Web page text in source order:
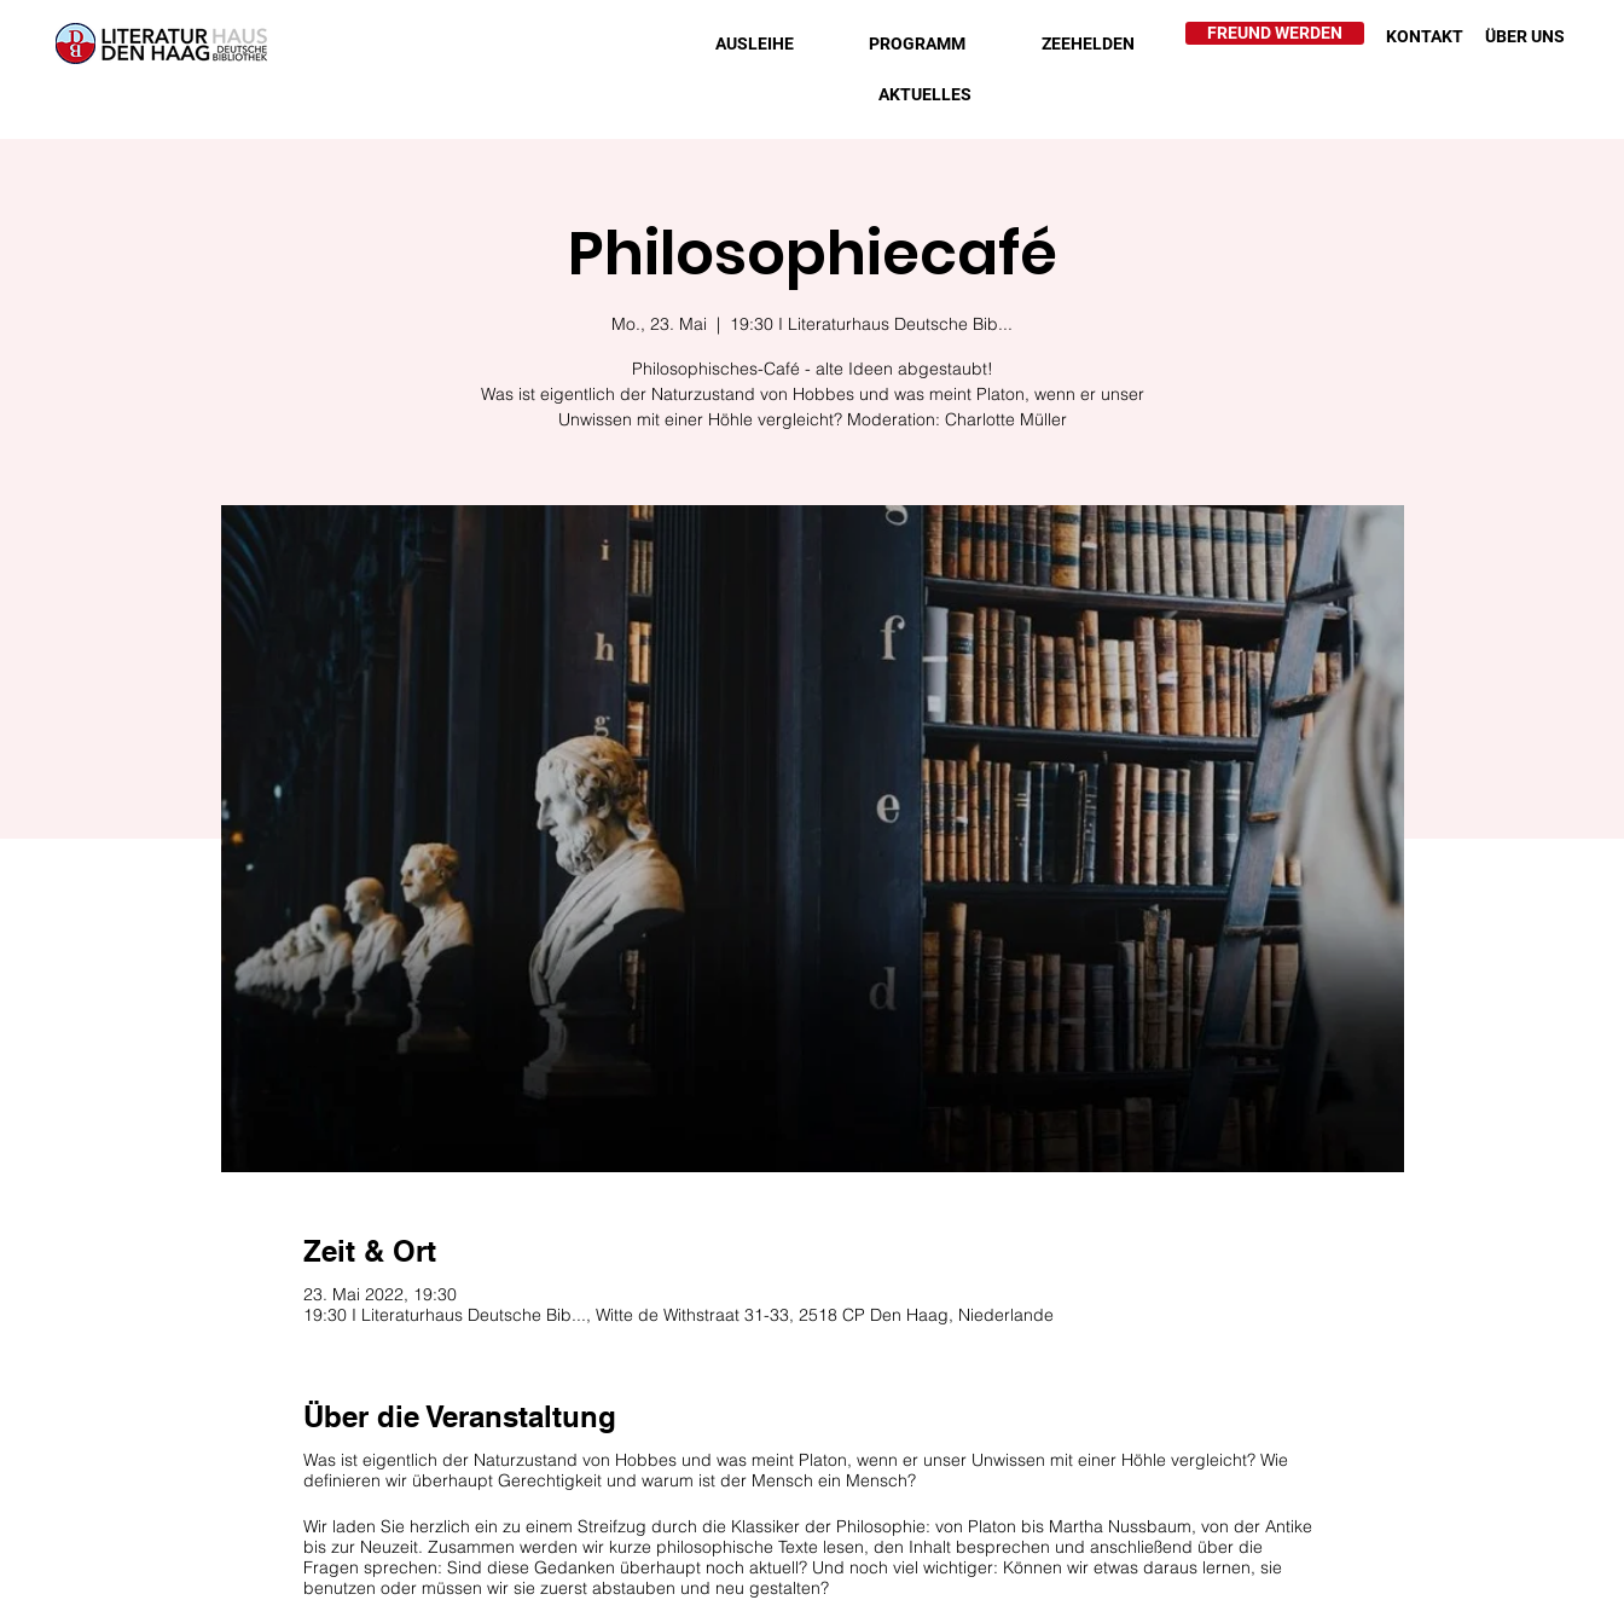
AUSLEIHE PROGRAMM ZEEHELDEN
AKTUELLES
FREUND WERDEN KONTAKT ÜBER UNS
Philosophiecafé
Mo., 23. Mai
  |
19:30 I Literaturhaus Deutsche Bib...
Philosophisches-Café - alte Ideen abgestaubt!
Was ist eigentlich der Naturzustand von Hobbes und was meint Platon, wenn er unser
Unwissen mit einer Höhle vergleicht? Moderation: Charlotte Müller
Zeit & Ort
23. Mai 2022, 19:30
19:30 I Literaturhaus Deutsche Bib..., Witte de Withstraat 31-33, 2518 CP Den Haag, Niederlande
Über die Veranstaltung
Was ist eigentlich der Naturzustand von Hobbes und was meint Platon, wenn er unser Unwissen mit einer Höhle vergleicht? Wie
definieren wir überhaupt Gerechtigkeit und warum ist der Mensch ein Mensch?
Wir laden Sie herzlich ein zu einem Streifzug durch die Klassiker der Philosophie: von Platon bis Martha Nussbaum, von der Antike
bis zur Neuzeit. Zusammen werden wir kurze philosophische Texte lesen, den Inhalt besprechen und anschließend über die
Fragen sprechen: Sind diese Gedanken überhaupt noch aktuell? Und noch viel wichtiger: Können wir etwas daraus lernen, sie
benutzen oder müssen wir sie zuerst abstauben und neu gestalten?